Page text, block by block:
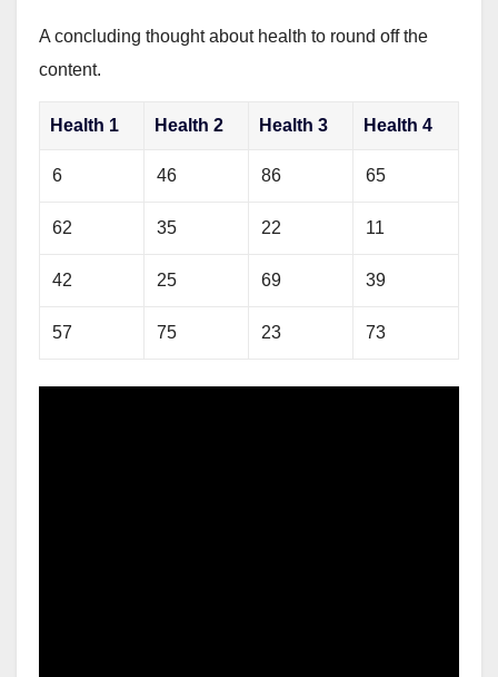
A concluding thought about health to round off the
content.
Health 1 Health 2 Health 3 Health 4
6 46 86 65
62 35 22 11
42 25 69 39
57 75 23 73